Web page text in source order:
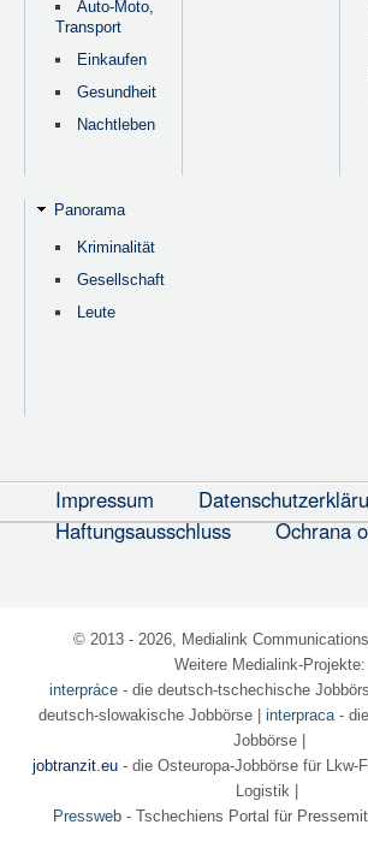
Auto-Moto,
Transport
Einkaufen
Gesundheit
Nachtleben
Panorama
Kriminalität
Gesellschaft
Leute
Impressum
Haftungsausschluss
Ochrana
© 2013 - 2026, Medialink
Weitere Medialink-Projekte:
interpráce- die deutsch-tschechische
deutsch-slowakische Jobbörse | interpraca-
Jobbörse |
jobtranzit.eu- die Osteuropa-Jobbörse für Lkw-
Logistik |
Pressweb- Tschechiens Portal für